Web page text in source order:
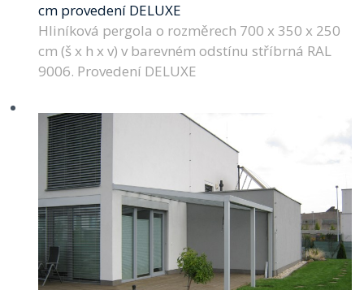
cm provedení DELUXE
Hliníková pergola o rozměrech 700 x 350 x 250
cm (š x h x v) v barevném odstínu stříbrná RAL
9006. Provedení DELUXE